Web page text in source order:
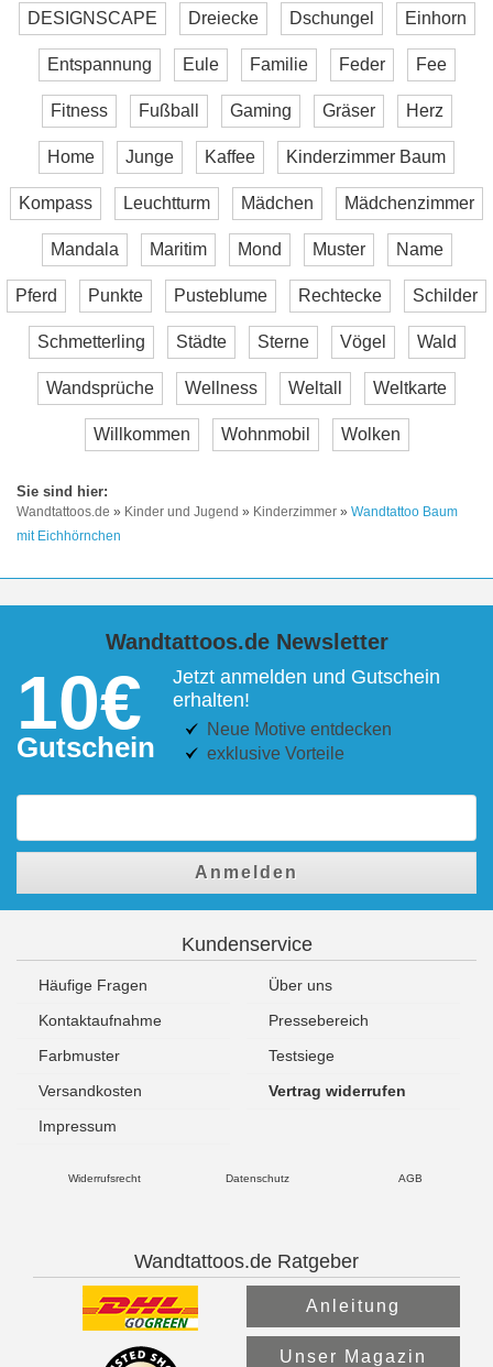
DESIGNSCAPE Dreiecke Dschungel Einhorn
Entspannung Eule Familie Feder Fee
Fitness Fußball Gaming Gräser Herz
Home Junge Kaffee Kinderzimmer Baum
Kompass Leuchtturm Mädchen Mädchenzimmer
Mandala Maritim Mond Muster Name
Pferd Punkte Pusteblume Rechtecke Schilder
Schmetterling Städte Sterne Vögel Wald
Wandsprüche Wellness Weltall Weltkarte
Willkommen Wohnmobil Wolken
Wandtattoos.de » Kinder und Jugend » Kinderzimmer » Wandtattoo Baum
mit Eichhörnchen
Wandtattoos.de Newsletter
10€
Gutschein
Jetzt anmelden und Gutschein
erhalten!
Neue Motive entdecken
exklusive Vorteile
Anmelden
Kundenservice
Häufige Fragen
Über uns
Kontaktaufnahme
Pressebereich
Farbmuster
Testsiege
Versandkosten
Vertrag widerrufen
Impressum
Widerrufsrecht Datenschutz AGB
Wandtattoos.de Ratgeber
Anleitung
Unser Magazin